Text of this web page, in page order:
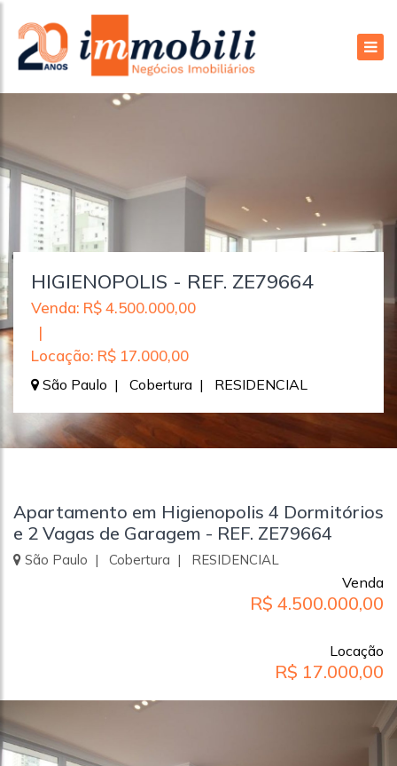
HIGIENOPOLIS - REF. ZE79664
Venda: R$ 4.500.000,00
|
Locação: R$ 17.000,00
São Paulo | Cobertura | RESIDENCIAL
Apartamento em Higienopolis 4 Dormitórios
e 2 Vagas de Garagem - REF. ZE79664
São Paulo | Cobertura | RESIDENCIAL
Venda
R$ 4.500.000,00
Locação
R$ 17.000,00